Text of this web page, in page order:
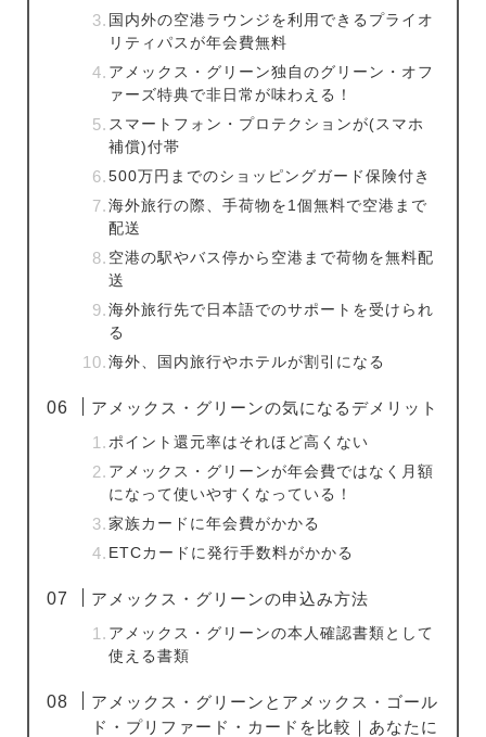
国内外の空港ラウンジを利用できるプライオ
リティパスが年会費無料
アメックス・グリーン独自のグリーン・オフ
ァーズ特典で非日常が味わえる！
スマートフォン・プロテクションが(スマホ
補償)付帯
500万円までのショッピングガード保険付き
海外旅行の際、手荷物を1個無料で空港まで
配送
空港の駅やバス停から空港まで荷物を無料配
送
海外旅行先で日本語でのサポートを受けられ
る
海外、国内旅行やホテルが割引になる
アメックス・グリーンの気になるデメリット
ポイント還元率はそれほど高くない
アメックス・グリーンが年会費ではなく月額
になって使いやすくなっている！
家族カードに年会費がかかる
ETCカードに発行手数料がかかる
アメックス・グリーンの申込み方法
アメックス・グリーンの本人確認書類として
使える書類
アメックス・グリーンとアメックス・ゴール
ド・プリファード・カードを比較｜あなたに